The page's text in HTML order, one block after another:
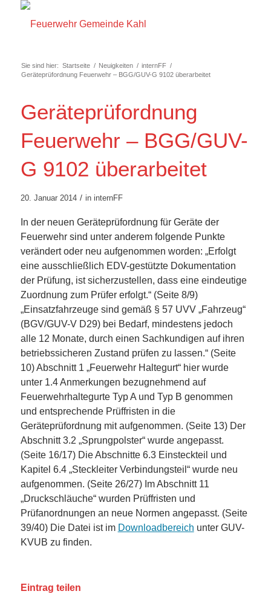
Sie sind hier: Startseite / Neuigkeiten / internFF /
Geräteprüfordnung Feuerwehr – BGG/GUV-G 9102 überarbeitet
Geräteprüfordnung
Feuerwehr – BGG/GUV-
G 9102 überarbeitet
20. Januar 2014 / in internFF
In der neuen Geräteprüfordnung für Geräte der
Feuerwehr sind unter anderem folgende Punkte
verändert oder neu aufgenommen worden: „Erfolgt
eine ausschließlich EDV-gestützte Dokumentation
der Prüfung, ist sicherzustellen, dass eine eindeutige
Zuordnung zum Prüfer erfolgt.“ (Seite 8/9)
„Einsatzfahrzeuge sind gemäß § 57 UVV „Fahrzeug“
(BGV/GUV-V D29) bei Bedarf, mindestens jedoch
alle 12 Monate, durch einen Sachkundigen auf ihren
betriebssicheren Zustand prüfen zu lassen.“ (Seite
10) Abschnitt 1 „Feuerwehr Haltegurt“ hier wurde
unter 1.4 Anmerkungen bezugnehmend auf
Feuerwehrhaltegurte Typ A und Typ B genommen
und entsprechende Prüffristen in die
Geräteprüfordnung mit aufgenommen. (Seite 13) Der
Abschnitt 3.2 „Sprungpolster“ wurde angepasst.
(Seite 16/17) Die Abschnitte 6.3 Einsteckteil und
Kapitel 6.4 „Steckleiter Verbindungsteil“ wurde neu
aufgenommen. (Seite 26/27) Im Abschnitt 11
„Druckschläuche“ wurden Prüffristen und
Prüfanordnungen an neue Normen angepasst. (Seite
39/40) Die Datei ist im Downloadbereich unter GUV-
KVUB zu finden.
Eintrag teilen